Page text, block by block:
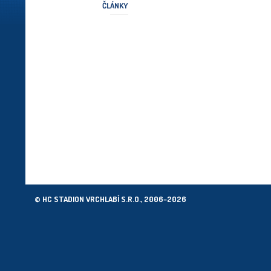
ČLÁNKY
© HC STADION VRCHLABÍ S.R.O., 2006–2026